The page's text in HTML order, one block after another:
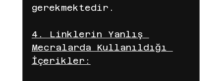
gerekmektedir.
4. Linklerin Yanlış
Mecralarda Kullanıldığı
İçerikler: